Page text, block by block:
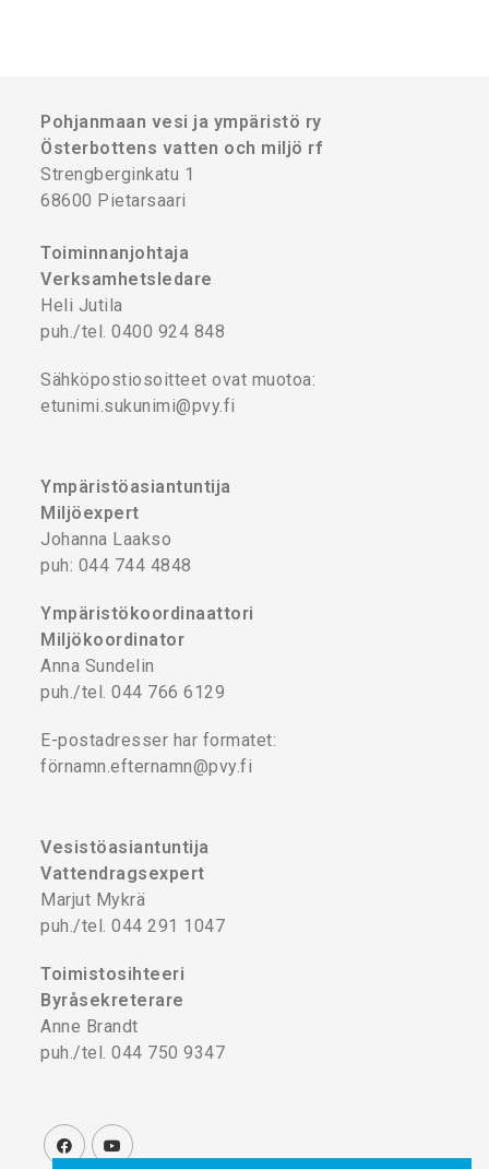
Pohjanmaan vesi ja ympäristö ry
Österbottens vatten och miljö rf
Strengberginkatu 1
68600 Pietarsaari
Toiminnanjohtaja
Verksamhetsledare
Heli Jutila
puh./tel. 0400 924 848
Sähköpostiosoitteet ovat muotoa:
etunimi.sukunimi@pvy.fi
Ympäristöasiantuntija
Miljöexpert
Johanna Laakso
puh: 044 744 4848
Ympäristökoordinaattori
Miljökoordinator
Anna Sundelin
puh./tel. 044 766 6129
E-postadresser har formatet:
förnamn.efternamn@pvy.fi
Vesistöasiantuntija
Vattendragsexpert
Marjut Mykrä
puh./tel. 044 291 1047
Toimistosihteeri
Byråsekreterare
Anne Brandt
puh./tel. 044 750 9347